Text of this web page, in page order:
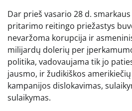
Dar prieš vasario 28 d.
pritarimo reitingo priežastys
nevaržoma korupcija ir
milijardų dolerių per
politika, vadovaujama tik jo
jausmo, ir žudikiškos
kampanijos dislokavimas,
sulaikymas.